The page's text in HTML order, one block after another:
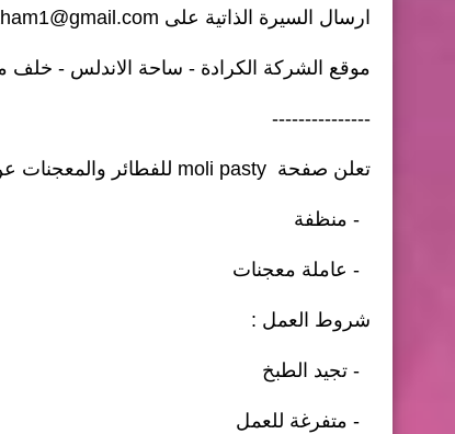
ارسال السيرة الذاتية على
موقع الشركة الكرادة - ساحة الاندلس -
---------------
تعلن صفحة moli pasty للفطائر والمعجنات عن حاجتها الى :
- منظفة
- عاملة معجنات
شروط العمل :
- تجيد الطبخ
- متفرغة للعمل